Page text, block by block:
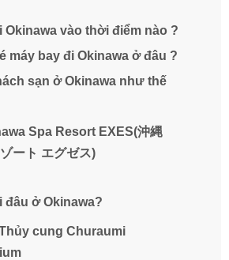
Okinawa vào thời điểm nào ?
máy bay đi Okinawa ở đâu ?
sạn ở Okinawa như thế
Spa Resort EXES(沖縄
ート エグゼス)
đâu ở Okinawa?
cung Churaumi